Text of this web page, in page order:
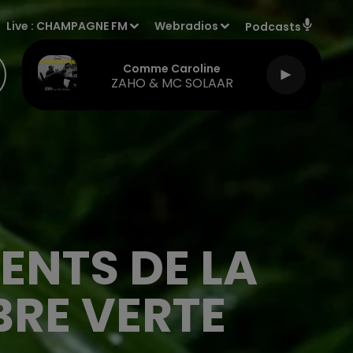
Live : CHAMPAGNE FM Webradios Podcasts
Comme Caroline
ZAHO & MC SOLAAR
DE LA
VERTE